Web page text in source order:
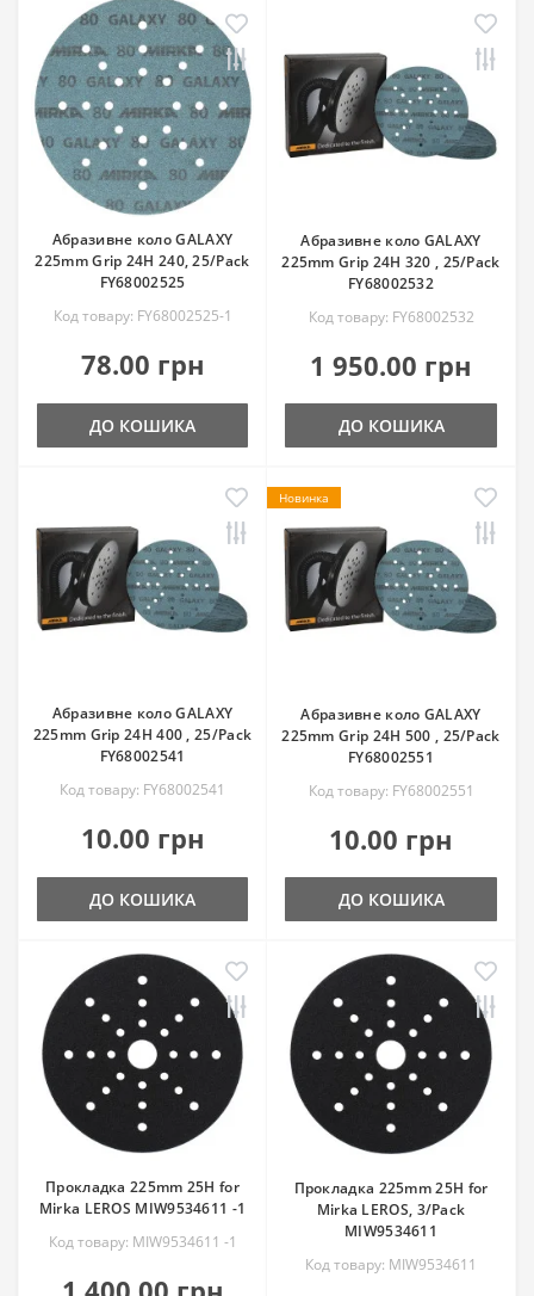
Абразивне коло GALAXY
225mm Grip 24H 240, 25/Pack
FY68002525
Код товару: FY68002525-1
78.00 грн
ДО КОШИКА
Абразивне коло GALAXY
225mm Grip 24H 320 , 25/Pack
FY68002532
Код товару: FY68002532
1 950.00 грн
ДО КОШИКА
Абразивне коло GALAXY
225mm Grip 24H 400 , 25/Pack
FY68002541
Код товару: FY68002541
10.00 грн
ДО КОШИКА
Новинка
Абразивне коло GALAXY
225mm Grip 24H 500 , 25/Pack
FY68002551
Код товару: FY68002551
10.00 грн
ДО КОШИКА
Прокладка 225mm 25H for
Mirka LEROS MIW9534611 -1
Код товару: MIW9534611 -1
Прокладка 225mm 25H for
Mirka LEROS, 3/Pack
MIW9534611
Код товару: MIW9534611